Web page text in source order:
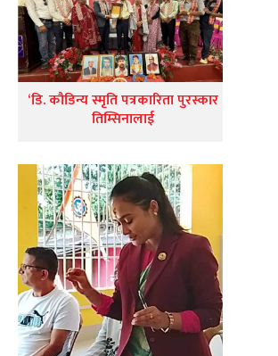
‘डि. कौडिन्य स्मृति पत्रकारिता पुरस्कार
तिम्सिनालाई